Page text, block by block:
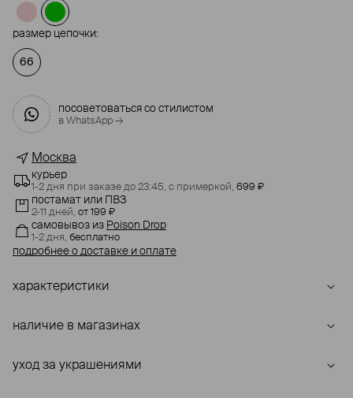
размер цепочки:
66
посоветоваться со стилистом
в WhatsApp →
Москва
курьер
1-2 дня при заказе до 23:45, с примеркой, 699 ₽
постамат или ПВЗ
2-11 дней, от 199 ₽
самовывоз из Poison Drop
1-2 дня, бесплатно
подробнее о доставке и оплате
характеристики
наличие в магазинах
уход за украшениями